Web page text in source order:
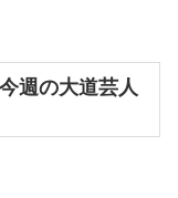
週の大道芸人